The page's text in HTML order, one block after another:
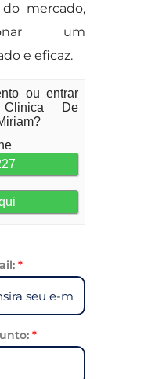
mercado,
um
e eficaz.
ou entrar
De
*
*